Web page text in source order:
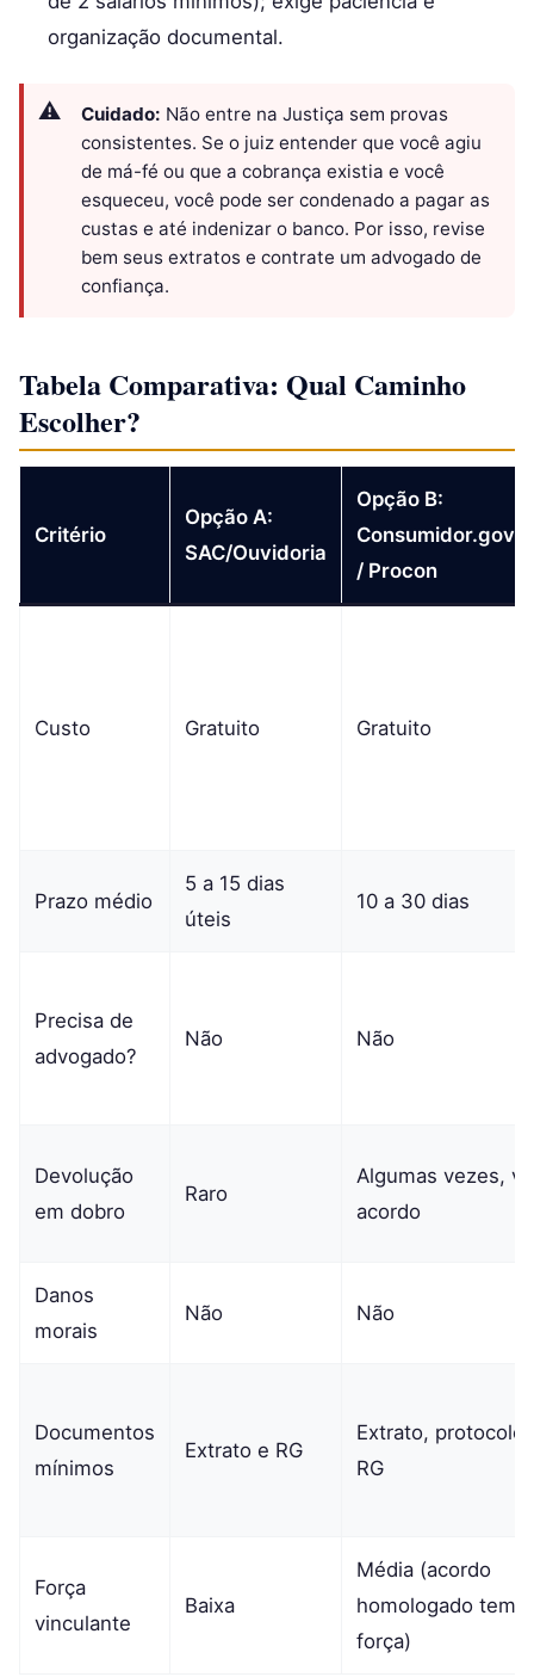
organização documental.
Cuidado: Não entre na Justiça sem provas
consistentes. Se o juiz entender que você agiu
de má-fé ou que a cobrança existia e você
esqueceu, você pode ser condenado a pagar as
custas e até indenizar o banco. Por isso, revise
bem seus extratos e contrate um advogado de
confiança.
Tabela Comparativa: Qual Caminho
Escolher?
Critério
Opção A:
SAC/Ouvidoria
Opção B:
/ Procon
Custo Gratuito Gratuito
Prazo médio
5 a 15 dias
úteis
10 a 30 dias
Precisa de
advogado?
Não Não
Devolução
em dobro
Raro
Algumas vezes,
acordo
Danos
morais
Não Não
Documentos
mínimos
Extrato e RG
Extrato,
RG
Força
vinculante
Baixa
Média (acordo
homologado tem
força)